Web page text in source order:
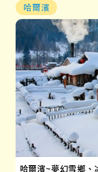
哈爾濱
哈爾濱~夢幻雪鄉